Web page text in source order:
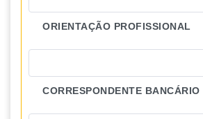
ORIENTAÇÃO PROFISSIONAL
CORRESPONDENTE BANCÁRIO